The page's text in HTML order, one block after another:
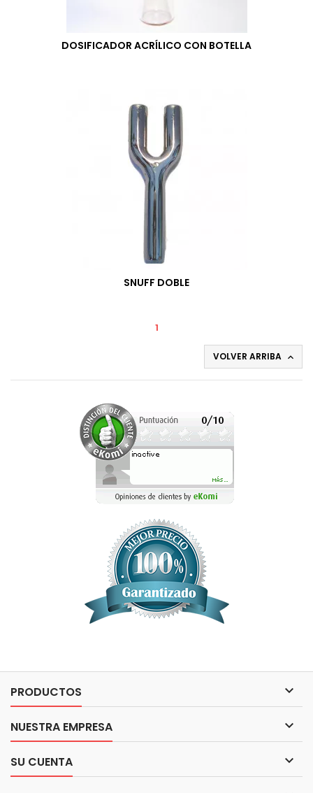
DOSIFICADOR ACRÍLICO CON BOTELLA
SNUFF DOBLE
1
VOLVER ARRIBA 
PRODUCTOS 
NUESTRA EMPRESA 
SU CUENTA 